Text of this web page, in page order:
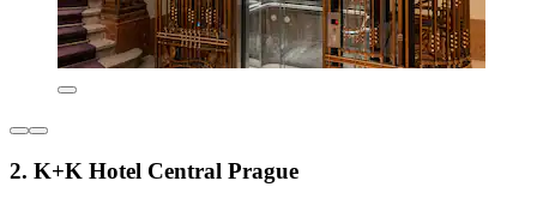
2. K+K Hotel Central Prague